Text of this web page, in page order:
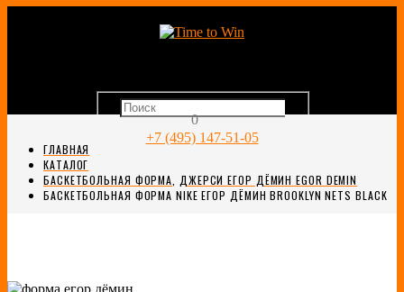
0
+7 (495) 147-51-05
ГЛАВНАЯ
КАТАЛОГ
БАСКЕТБОЛЬНАЯ ФОРМА ДЖЕРСИ ЕГОР ДЁМИН EGOR DEMIN
БАСКЕТБОЛЬНАЯ ФОРМА NIKE ЕГОР ДЁМИН BROOKLYN NETS BLACK